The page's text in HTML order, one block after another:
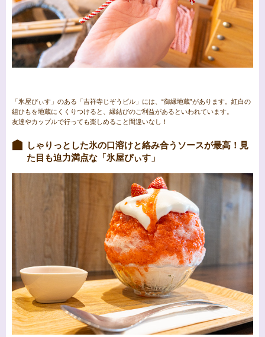
「氷屋ぴぃす」のある「吉祥寺じぞうビル」には、“御縁地蔵”があります。紅白の
組ひもを地蔵にくくりつけると、縁結びのご利益があるといわれています。
友達やカップルで行っても楽しめること間違いなし！
しゃりっとした氷の口溶けと絡み合うソースが最高！見
た目も迫力満点な「氷屋ぴぃす」